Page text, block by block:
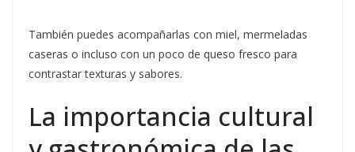
También puedes acompañarlas con miel, mermeladas
caseras o incluso con un poco de queso fresco para
contrastar texturas y sabores.
La importancia cultural